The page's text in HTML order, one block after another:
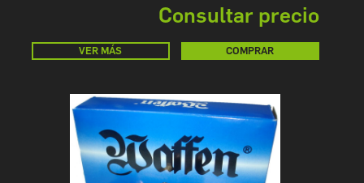
Consultar precio
VER MÁS COMPRAR